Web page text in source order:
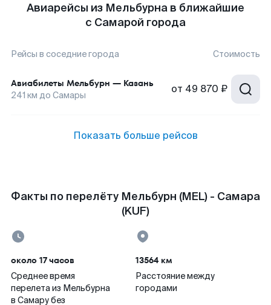
Авиарейсы из Мельбурна в ближайшие
с Самарой города
Рейсы в соседние города Стоимость
Авиабилеты Мельбурн — Казань
241 км до Самары от 49 870 ₽
Показать больше рейсов
Факты по перелёту Мельбурн (MEL) - Самара
(KUF)
около 17 часов
Среднее время
перелета из Мельбурна
в Самару без
13564 км
Расстояние между
городами